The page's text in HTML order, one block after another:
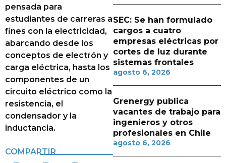
pensada para
estudiantes de carreras a
fines con la electricidad,
abarcando desde los
conceptos de electrón y
carga eléctrica, hasta los
componentes de un
circuito eléctrico como la
resistencia, el
condensador y la
inductancia.
COMPARTIR
SEC: Se han formulado
cargos a cuatro
empresas eléctricas por
cortes de luz durante
sistemas frontales
agosto 6, 2026
Grenergy publica
vacantes de trabajo para
ingenieros y otros
profesionales en Chile
agosto 6, 2026